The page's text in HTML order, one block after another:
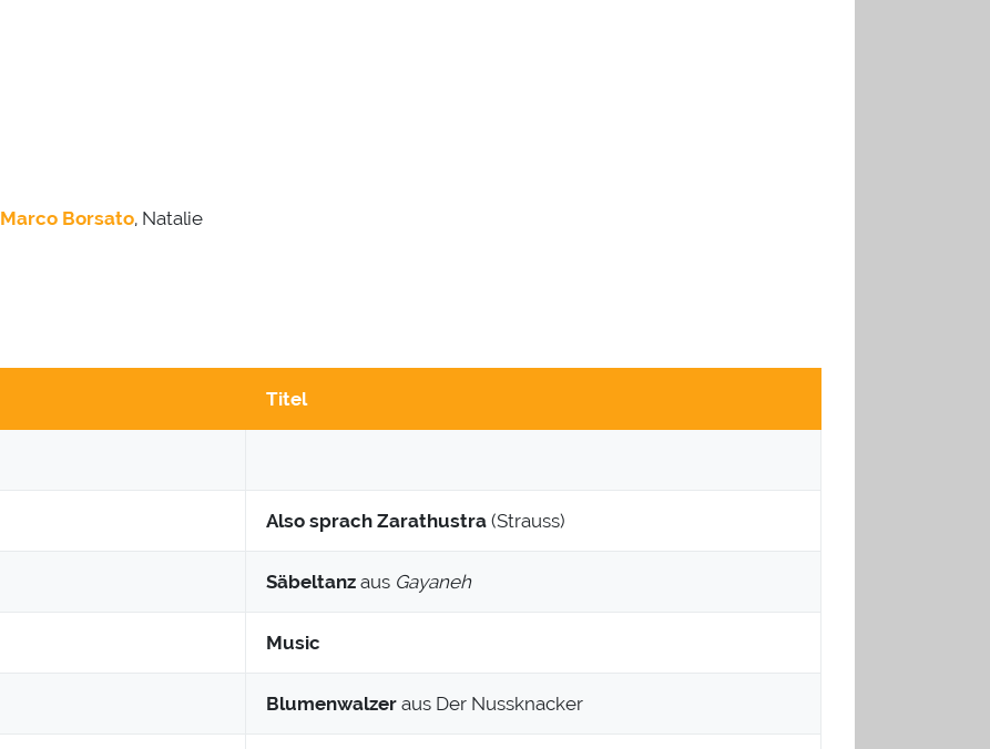
Marco Borsato, Natalie
Titel
Also sprach Zarathustra (Strauss)
Säbeltanz aus Gayaneh
Music
Blumenwalzer aus Der Nussknacker